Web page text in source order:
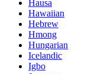
Hausa
Hawaiian
Hebrew
Hmong
Hungarian
Icelandic
Igbo